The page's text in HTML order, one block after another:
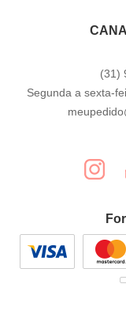
(31)
Segunda a sexta-